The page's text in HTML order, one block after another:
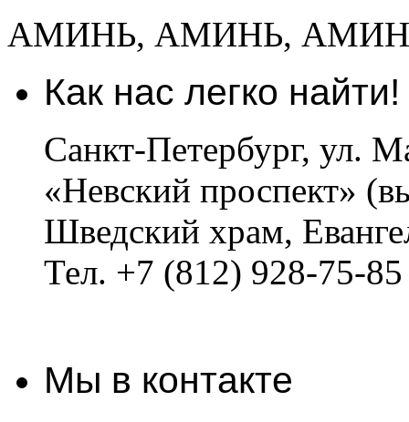
АМИНЬ, АМИНЬ,
Как нас легко найти!
Санкт-Петербург, ул.
«Невский проспект»
Шведский храм,
Тел. +7 (812) 928-75-85
Мы в контакте